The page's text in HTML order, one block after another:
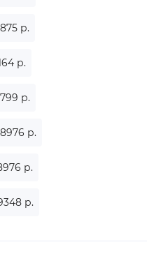
р.
р.
р.
р.
р.
р.